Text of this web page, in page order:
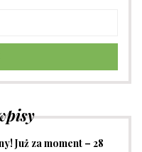
Już za moment – 28